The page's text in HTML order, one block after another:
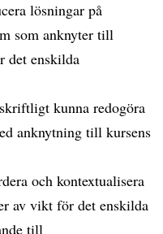
lösningar på
som anknyter till
det enskilda
kunna redogöra
anknytning till kursens
och kontextualisera
av vikt för det enskilda
till